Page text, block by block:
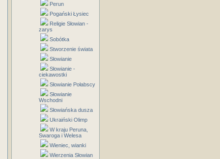
Perun
Pogański Łysiec
Religie Słowian -
zarys
Sobótka
Stworzenie świata
Słowianie
Słowianie -
ciekawostki
Słowianie Połabscy
Słowianie
Wschodni
Słowiańska dusza
Ukraiński Olimp
W kraju Peruna,
Swaroga i Welesa
Wieniec, wianki
Wierzenia Słowian